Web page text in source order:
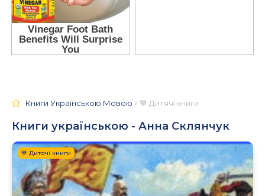
Книги Українською Мовою » 💙 Дитячі книги
Книги українською - Анна Склянчук
💙 Дитячі книги